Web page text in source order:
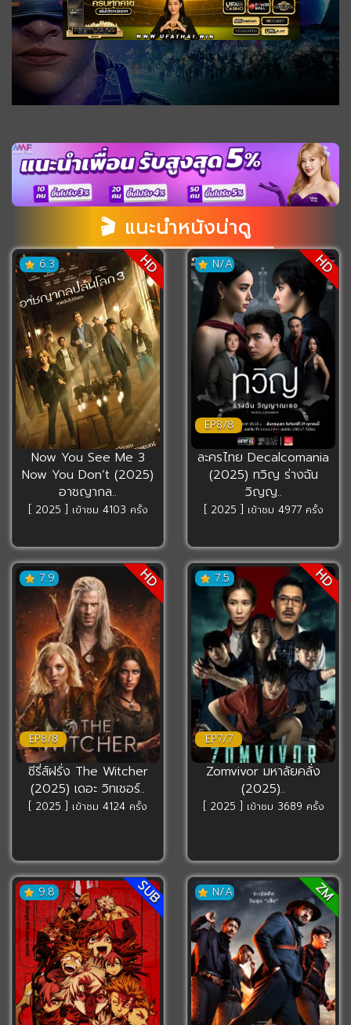
0
seconds
🎬 แนะนำหนังน่าดู
6.3 HD
Now You See Me 3
Now You Don’t (2025)
อาชญากล..
[ 2025 ] เข้าชม 4103 ครั้ง
N/A
EP8/8
HD
ละครไทย Decalcomania
(2025) ทวิญ ร่างฉัน
วิญญ..
[ 2025 ] เข้าชม 4977 ครั้ง
7.9
EP8/8
HD
ซีรี่ส์ฝรั่ง The Witcher
(2025) เดอะ วิทเชอร์..
[ 2025 ] เข้าชม 4124 ครั้ง
7.5
EP7/7
HD
Zomvivor มหาลัยคลั่ง
(2025)..
[ 2025 ] เข้าชม 3689 ครั้ง
9.8 SUB N/A ZM